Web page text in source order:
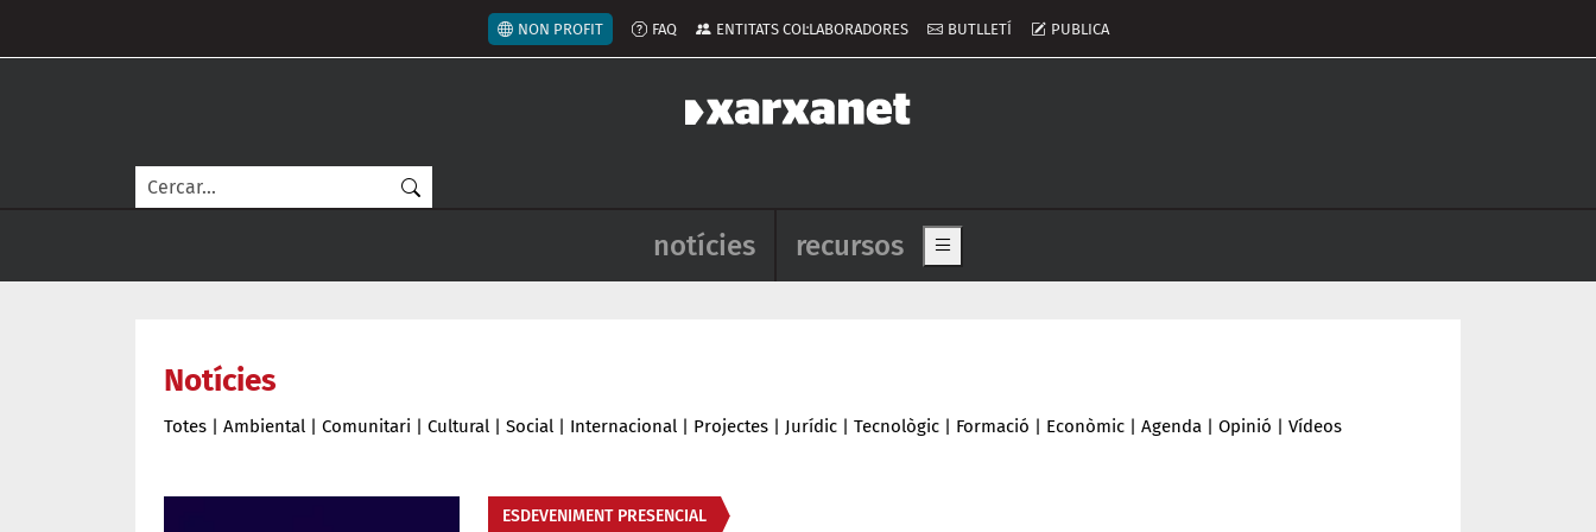
Menú del compte d'usuari
NON PROFIT FAQ ENTITATS COL·LABORADORES BUTLLETÍ PUBLICA
Cerca
Navegació principal de l'encapçalament
notícies recursos Show main menu
Notícies
Totes | Ambiental | Comunitari | Cultural | Social | Internacional | Projectes | Jurídic | Tecnològic | Formació | Econòmic | Agenda | Opinió | Vídeos
ESDEVENIMENT PRESENCIAL